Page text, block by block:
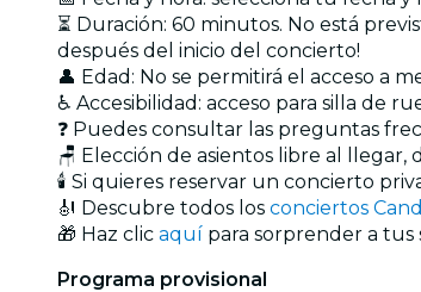
⏳ Duración: 60 minutos. No está
después del inicio del concierto!
👤 Edad: No se permitirá el acceso a
♿ Accesibilidad: acceso para silla de
❓ Puedes consultar las preguntas
🪑 Elección de asientos libre al llegar,
🕯️ Si quieres reservar un concierto
🎻 Descubre todos los conciertos
🎁 Haz clic aquí para sorprender a
Programa provisional